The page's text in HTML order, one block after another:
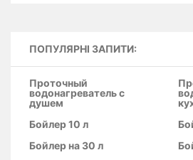
ПОПУЛЯРНІ ЗАПИТИ:
Проточный
водонагреватель с
душем
Бойлер 10 л
Бойлер на 30 л